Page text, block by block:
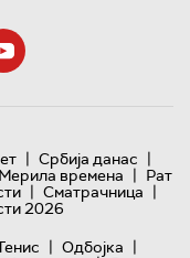
| Србија данас |
Мерила времена | Рат
| Сматрачница |
2026
| Одбојка |